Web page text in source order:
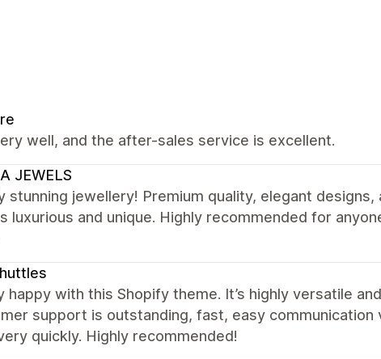
well, and the after-sales service is excellent.
JEWELS
stunning jewellery! Premium quality, elegant
luxurious and unique. Highly recommended for
happy with this Shopify theme. It’s highly versatile
support is outstanding, fast, easy communication
quickly. Highly recommended!